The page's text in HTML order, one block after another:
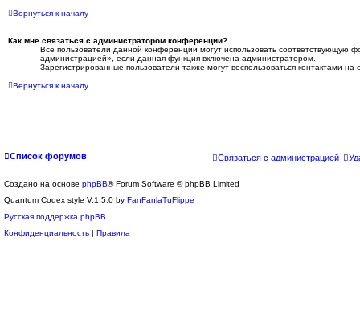
Вернуться к началу
Как мне связаться с администратором конференции?
Все пользователи данной конференции могут использовать соответствующую
администрацией», если данная функция включена администратором.
Зарегистрированные пользователи также могут воспользоваться контактами
Вернуться к началу
Список форумов Связаться с администрацией
Создано на основе phpBB® Forum Software © phpBB Limited
Quantum Codex style V.1.5.0 by FanFanlaTuFlippe
Русская поддержка phpBB
Конфиденциальность | Правила